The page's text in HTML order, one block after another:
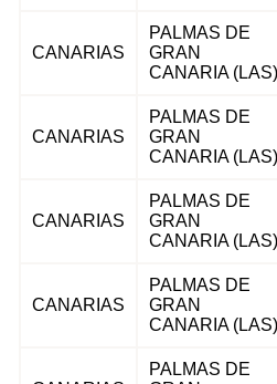
CANARIAS
PALMAS DE
GRAN
CANARIA (LAS)
CANARIAS
PALMAS DE
GRAN
CANARIA (LAS)
CANARIAS
PALMAS DE
GRAN
CANARIA (LAS)
CANARIAS
PALMAS DE
GRAN
CANARIA (LAS)
PALMAS DE